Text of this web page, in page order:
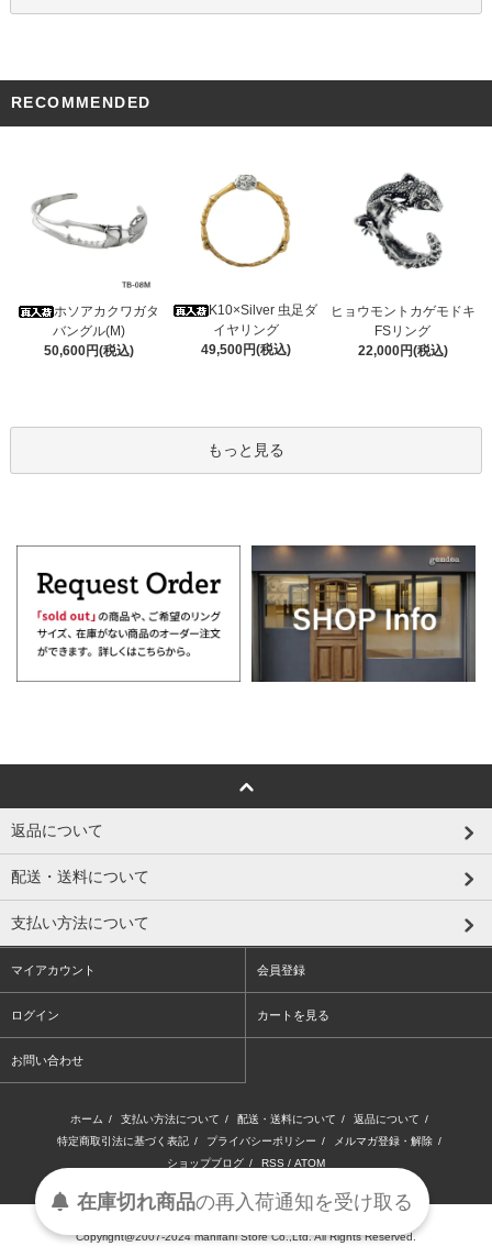
RECOMMENDED
ホソアカクワガタ
バングル(M)
50,600円(税込)
K10×Silver 虫足ダ
イヤリング
49,500円(税込)
ヒョウモントカゲモドキ
FSリング
22,000円(税込)
もっと見る
返品について
配送・送料について
支払い方法について
マイアカウント 会員登録
ログイン カートを見る
お問い合わせ
ホーム / 支払い方法について / 配送・送料について / 返品について /
特定商取引法に基づく表記 / プライバシーポリシー / メルマガ登録・解除 /
ショップブログ / RSS / ATOM
Copyright@2007-2024 manifani Store Co.,Ltd. All Rights Reserved.
在庫切れ商品の再入荷通知を受け取る